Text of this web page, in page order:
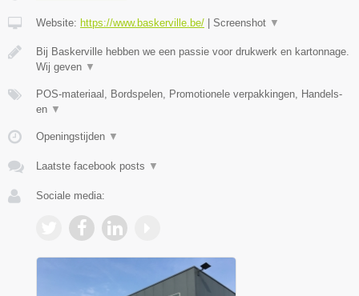
Website: https://www.baskerville.be/ Screenshot ▼
Bij Baskerville hebben we een passie voor drukwerk en kartonnage.
Wij geven ▼
POS-materiaal, Bordspelen, Promotionele verpakkingen, Handels-
en ▼
Openingstijden ▼
Laatste facebook posts ▼
Sociale media: